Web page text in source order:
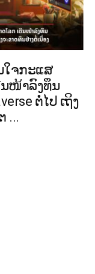
ໃຈກະແສ
ໜ້າລົງທຶນ
ຕໍ່ໄປ ເຖິງ
...